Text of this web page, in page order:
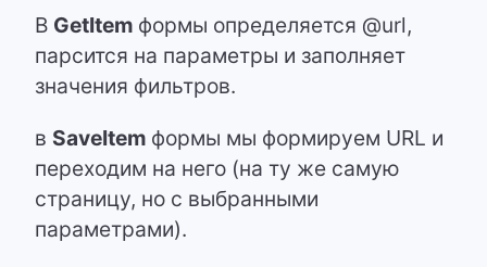
В GetItem формы определяется @url,
парсится на параметры и заполняет
значения фильтров.
в SaveItem формы мы формируем URL и
переходим на него (на ту же самую
страницу, но с выбранными
параметрами).